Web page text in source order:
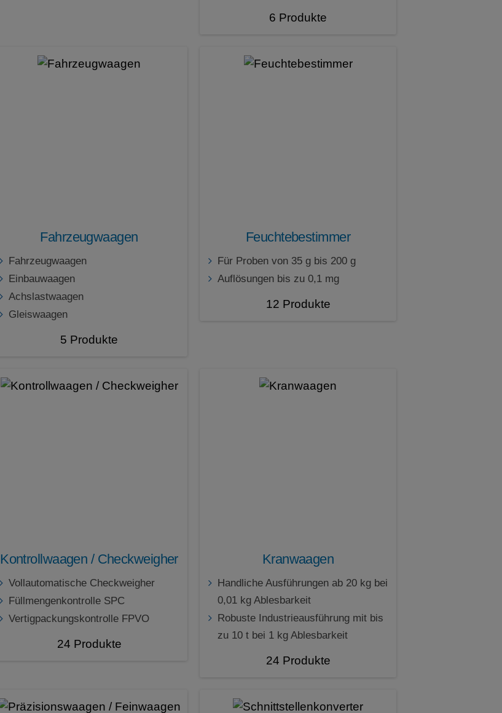
6 Produkte
Fahrzeugwaagen
Fahrzeugwaagen
Einbauwaagen
Achslastwaagen
Gleiswaagen
5 Produkte
Feuchtebestimmer
Für Proben von 35 g bis 200 g
Auflösungen bis zu 0,1 mg
12 Produkte
Kontrollwaagen / Checkweigher
Vollautomatische Checkweigher
Füllmengenkontrolle SPC
Vertigpackungskontrolle FPVO
24 Produkte
Kranwaagen
Handliche Ausführungen ab 20 kg bei
0,01 kg Ablesbarkeit
Robuste Industrieausführung mit bis
zu 10 t bei 1 kg Ablesbarkeit
24 Produkte